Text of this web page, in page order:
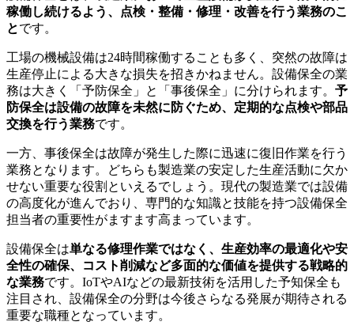
稼働し続けるよう、点検・整備・修理・改善を行う業務のこ
とです。
工場の機械設備は24時間稼働することも多く、突然の故障は
生産停止による大きな損失を招きかねません。設備保全の業
務は大きく「予防保全」と「事後保全」に分けられます。 予
防保全は設備の故障を未然に防ぐため、定期的な点検や部品
交換を行う業務です。
一方、事後保全は故障が発生した際に迅速に復旧作業を行う
業務となります。どちらも製造業の安定した生産活動に欠か
せない重要な役割といえるでしょう。現代の製造業では設備
の高度化が進んでおり、専門的な知識と技能を持つ設備保全
担当者の重要性がますます高まっています。
設備保全は単なる修理作業ではなく、生産効率の最適化や安
全性の確保、コスト削減など多面的な価値を提供する戦略的
な業務です。IoTやAIなどの最新技術を活用した予知保全も
注目され、設備保全の分野は今後さらなる発展が期待される
重要な職種となっています。